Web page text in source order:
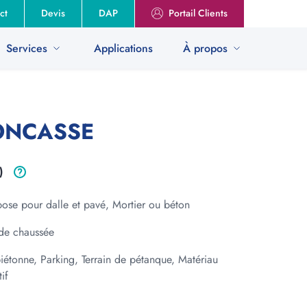
Services
(REP)
?
Applications À propos
Protéger et développer la biodiversité
Le groupe Vicat
Notre engagement RSE
Devis DAP Portail Clients
pour dalle et pavé, Mortier ou béton
chaussée
Parking, Terrain de pétanque, Matériau
notre calculateur
occupons du reste !